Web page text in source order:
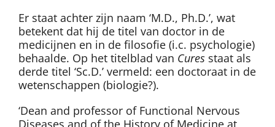
Er staat achter zijn naam ‘M.D., Ph.D.’, wat
betekent dat hij de titel van doctor in de
medicijnen en in de filosofie (i.c. psychologie)
behaalde. Op het titelblad van Cures staat als
derde titel ‘Sc.D.’ vermeld: een doctoraat in de
wetenschappen (biologie?).
‘Dean and professor of Functional Nervous
Diseases and of the History of Medicine at